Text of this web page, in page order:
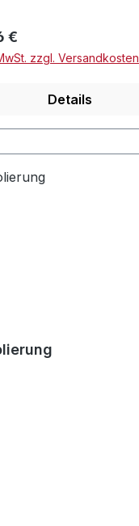
€
zzgl. Versandkosten
Details